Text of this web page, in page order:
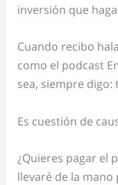
inversión que
Cuando recibo
como el podcast
sea, siempre
Es cuestión de
¿Quieres pagar el
llevaré de la